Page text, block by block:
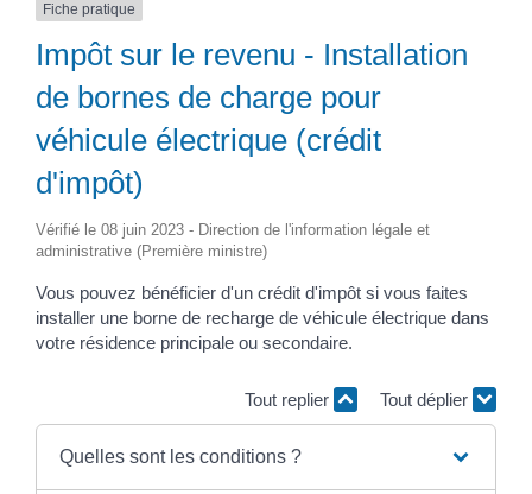
Fiche pratique
Impôt sur le revenu - Installation
de bornes de charge pour
véhicule électrique (crédit
d'impôt)
Vérifié le 08 juin 2023 - Direction de l'information légale et
administrative (Première ministre)
Vous pouvez bénéficier d'un crédit d'impôt si vous faites
installer une borne de recharge de véhicule électrique dans
votre résidence principale ou secondaire.
Tout replier Tout déplier
Quelles sont les conditions ?